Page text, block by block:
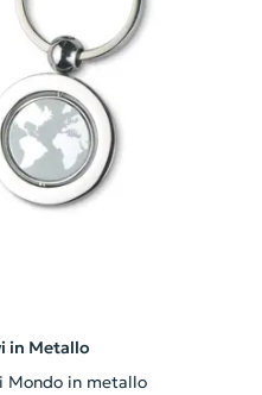
in Metallo
Mondo in metallo